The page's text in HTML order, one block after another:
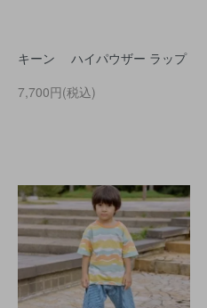
キーン ハイパウザー ラップ
7,700円(税込)